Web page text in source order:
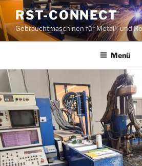
Zum
Inhalt
springen
RST-CONNECT
Gebrauchtmaschinen für Metall- und
Menü